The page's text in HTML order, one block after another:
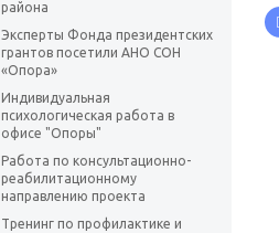
района
Эксперты Фонда президентских
грантов посетили АНО СОН
«Опора»
Индивидуальная
психологическая работа в
офисе "Опоры"
Работа по консультационно-
реабилитационному
направлению проекта
Тренинг по профилактике и